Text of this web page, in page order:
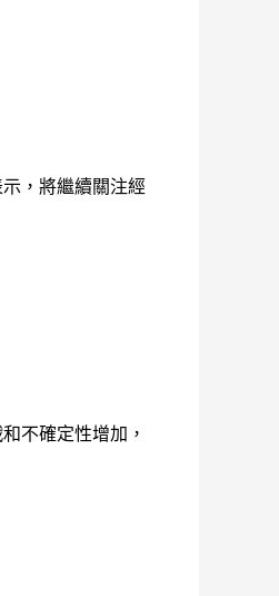
，將繼續關注經
不確定性增加，